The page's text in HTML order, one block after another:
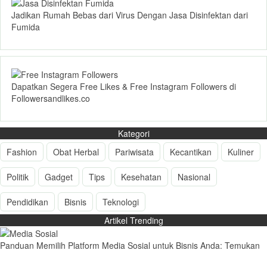
Jadikan Rumah Bebas dari Virus Dengan Jasa Disinfektan dari
Fumida
Dapatkan Segera Free Likes & Free Instagram Followers di
Followersandlikes.co
Kategori
Fashion
Obat Herbal Pariwisata Kecantikan Kuliner
Politik Gadget Tips Kesehatan Nasional
Pendidikan Bisnis
Teknologi
Artikel Trending
Panduan Memilih Platform Media Sosial untuk Bisnis Anda: Temukan